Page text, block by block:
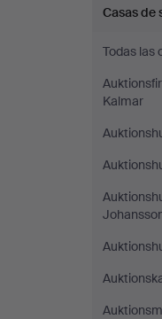
Casas de
Todas las
Kalmar